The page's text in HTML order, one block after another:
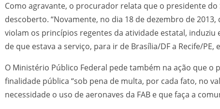
Como agravante, o procurador relata que o presidente
descoberto. “Novamente, no dia 18 de dezembro de
violam os princípios regentes da atividade estatal,
de que estava a serviço, para ir de Brasília/DF a Recife/
O Ministério Público Federal pede também na ação que
finalidade pública “sob pena de multa, por cada fato, no
necessidade o uso de aeronaves da FAB e que faça a